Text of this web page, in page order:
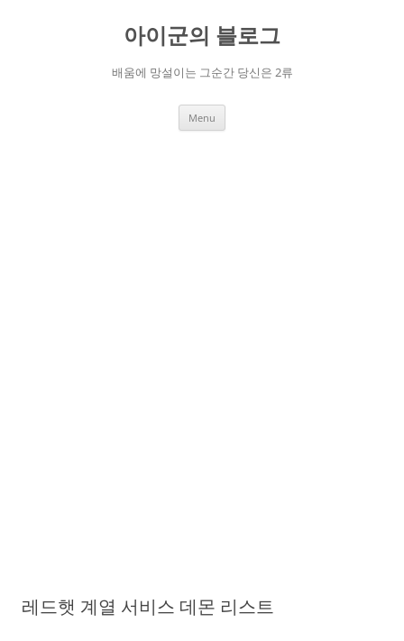
아이군의 블로그
배움에 망설이는 그순간 당신은 2류
Menu
레드햇 계열 서비스 데몬 리스트